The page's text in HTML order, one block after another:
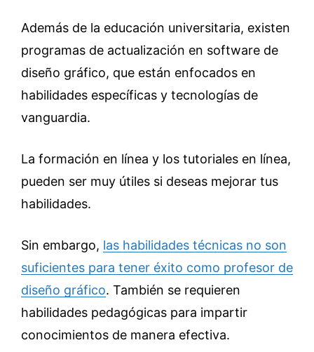
Además de la educación universitaria, existen
programas de actualización en software de
diseño gráfico, que están enfocados en
habilidades específicas y tecnologías de
vanguardia.
La formación en línea y los tutoriales en línea,
pueden ser muy útiles si deseas mejorar tus
habilidades.
Sin embargo, las habilidades técnicas no son
suficientes para tener éxito como profesor de
diseño gráfico. También se requieren
habilidades pedagógicas para impartir
conocimientos de manera efectiva.